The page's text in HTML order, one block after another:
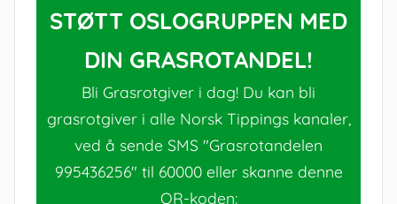
STØTT OSLOGRUPPEN MED
DIN GRASROTANDEL!
Bli Grasrotgiver i dag! Du kan bli
grasrotgiver i alle Norsk Tippings kanaler,
ved å sende SMS "Grasrotandelen
995436256" til 60000 eller skanne denne
QR-koden: